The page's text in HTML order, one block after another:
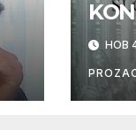
НОВ